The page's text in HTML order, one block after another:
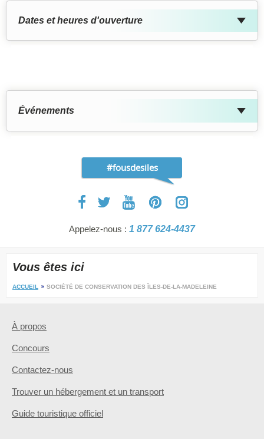
Dates et heures d'ouverture
Événements
#fousdesiles
Appelez-nous : 1 877 624-4437
Vous êtes ici
ACCUEIL SOCIÉTÉ DE CONSERVATION DES ÎLES-DE-LA-MADELEINE
À propos
Concours
Contactez-nous
Trouver un hébergement et un transport
Guide touristique officiel